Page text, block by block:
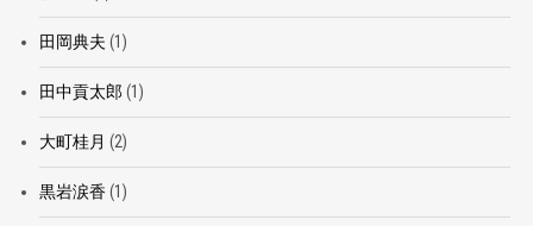
田岡典夫 (1)
田中貢太郎 (1)
大町桂月 (2)
黒岩涙香(1)